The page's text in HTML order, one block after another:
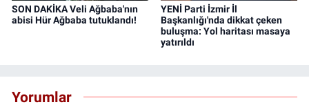
SON DAKİKA Veli Ağbaba'nın
abisi Hür Ağbaba tutuklandı!
YENİ Parti İzmir İl
Başkanlığı'nda dikkat çeken
buluşma: Yol haritası masaya
yatırıldı
Yorumlar